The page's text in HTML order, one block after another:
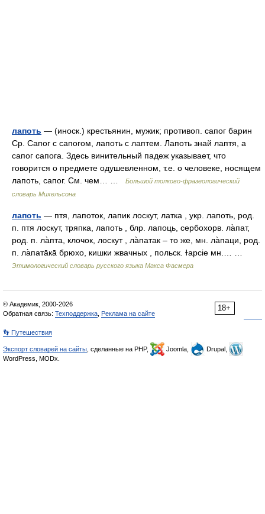
лапоть — (иноск.) крестьянин, мужик; противоп. сапог барин
Ср. Сапог с сапогом, лапоть с лаптем. Лапоть знай лаптя, а
сапог сапога. Здесь винительный падеж указывает, что
говорится о предмете одушевленном, т.е. о человеке, носящем
лапоть, сапог. См. чем… …
Большой толково-фразеологический
словарь Михельсона
лапоть — птя, лапоток, лапик лоскут, латка , укр. лапоть, род.
п. птя лоскут, тряпка, лапоть , блр. лапоць, сербохорв. ла̀пат,
род. п. ла̀пта, клочок, лоскут , ла̀патак – то же, мн. ла̀паци, род.
п. ла̀патāкā брюхо, кишки жвачных , польск. ɫарсiе мн.… …
Этимологический словарь русского языка Макса Фасмера
18+
© Академик, 2000-2026
Обратная связь: Техподдержка Реклама на сайте
👣 Путешествия
Экспорт словарей на сайты , сделанные на PHP, Joomla,
Drupal,
WordPress, MODx.